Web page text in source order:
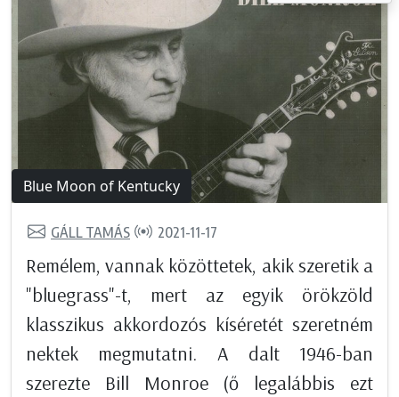
Blue Moon of Kentucky
GÁLL TAMÁS 2021-11-17
Remélem, vannak közöttetek, akik szeretik a
"bluegrass"-t, mert az egyik örökzöld
klasszikus akkordozós kíséretét szeretném
nektek megmutatni. A dalt 1946-ban
szerezte Bill Monroe (ő legalábbis ezt